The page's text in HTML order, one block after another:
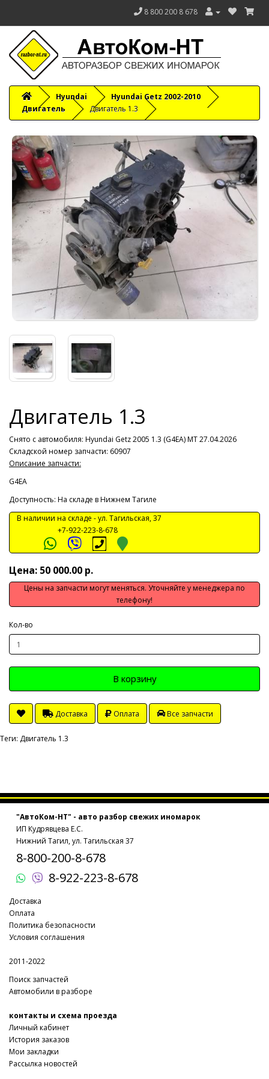
8 800 200 8 678
Hyundai
Hyundai Getz 2002-2010
Двигатель
Двигатель 1.3
Двигатель 1.3
Снято с автомобиля: Hyundai Getz 2005 1.3 (G4EA) MT 27.04.2026
Складской номер запчасти: 60907
Описание запчасти:
G4EA
Доступность: На складе в Нижнем Тагиле
В наличии на складе -ул. Тагильская, 37
+7-922-223-8-678
Цена: 50 000.00 р.
Цены на запчасти могут меняться. Уточняйте у менеджера по
телефону!
Кол-во
В корзину
Доставка Оплата Все запчасти
Теги: Двигатель 1.3
"АвтоКом-НТ" - авто разбор свежих иномарок
ИП Кудрявцева Е.С.
Нижний Тагил, ул. Тагильская 37
8-800-200-8-678
8-922-223-8-678
Доставка
Оплата
Политика безопасности
Условия соглашения
2011-2022
Поиск запчастей
Автомобили в разборе
контакты и схема проезда
Личный кабинет
История заказов
Мои закладки
Рассылка новостей